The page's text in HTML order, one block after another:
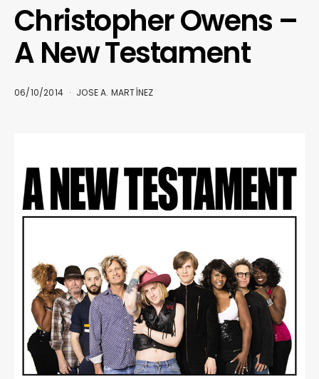
Christopher Owens –
A New Testament
06/10/2014 JOSE A. MARTÍNEZ